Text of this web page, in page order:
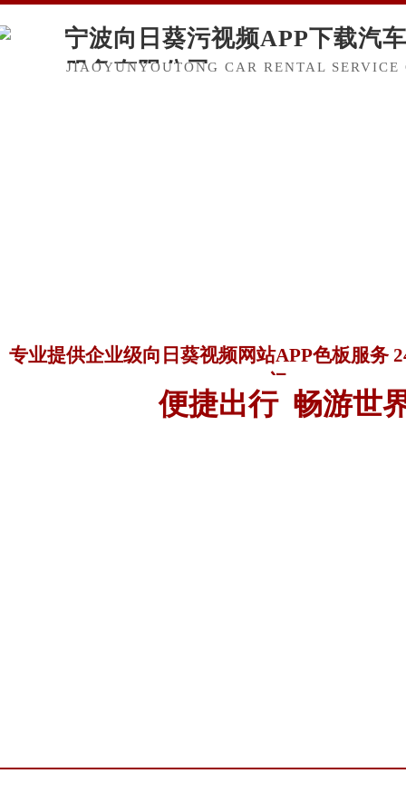
JIAOYUNYOUTONG CAR RENTAL SERVICE
宁波向日葵污视频APP下载汽车
服务有限公司
专业提供企业级向日葵视频网站APP色板服务
门
便捷出行 畅游世